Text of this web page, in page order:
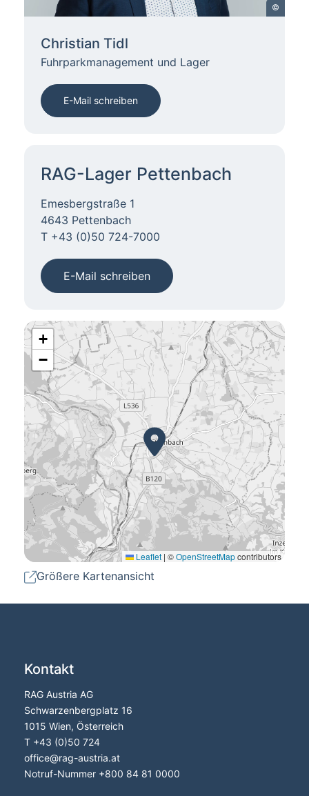
©
Christian Tidl
Fuhrparkmanagement und Lager
E-Mail schreiben
RAG-Lager Pettenbach
Emesbergstraße 1
4643 Pettenbach
T +43 (0)50 724-7000
E-Mail schreiben
+
−
Leaflet | ©OpenStreetMapcontributors
Größere Kartenansicht
Kontakt
RAG Austria AG
Schwarzenbergplatz 16
1015 Wien, Österreich
T +43 (0)50 724
office@rag-austria.at
Notruf-Nummer +800 84 81 0000